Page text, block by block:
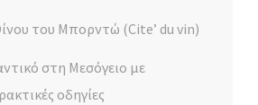
του Μπορντώ (Cite’ du vin)
στη Μεσόγειο με
οδηγίες